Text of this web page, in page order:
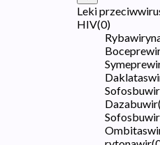
Leki
HIV(0)
Sofosbuwir
Dazabuwir(